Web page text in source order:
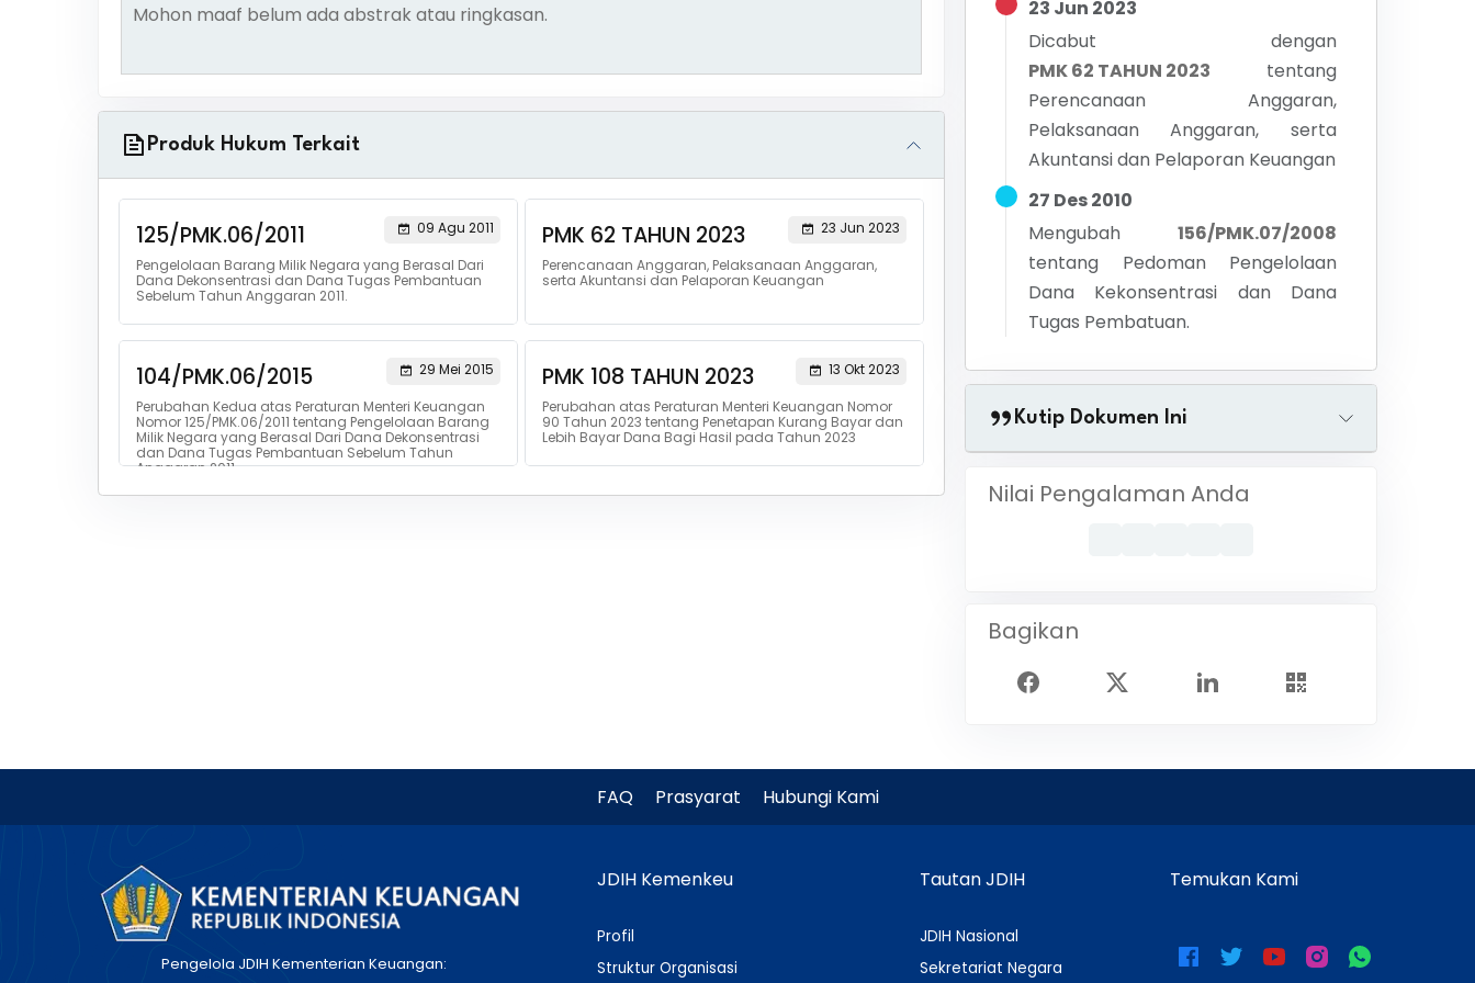
Mohon maaf belum ada abstrak atau ringkasan.
Produk Hukum Terkait
125/PMK.06/2011
09 Agu 2011
Pengelolaan Barang Milik Negara yang Berasal Dari
Dana Dekonsentrasi dan Dana Tugas Pembantuan
Sebelum Tahun Anggaran 2011.
PMK 62 TAHUN 2023
23 Jun 2023
Perencanaan Anggaran, Pelaksanaan Anggaran,
serta Akuntansi dan Pelaporan Keuangan
104/PMK.06/2015
29 Mei 2015
Perubahan Kedua atas Peraturan Menteri Keuangan
Nomor 125/PMK.06/2011 tentang Pengelolaan Barang
Milik Negara yang Berasal Dari Dana Dekonsentrasi
dan Dana Tugas Pembantuan Sebelum Tahun
Anggaran 2011
PMK 108 TAHUN 2023
13 Okt 2023
Perubahan atas Peraturan Menteri Keuangan Nomor
90 Tahun 2023 tentang Penetapan Kurang Bayar dan
Lebih Bayar Dana Bagi Hasil pada Tahun 2023
23 Jun 2023
Dicabut dengan
PMK 62 TAHUN 2023
tentang
Perencanaan Anggaran,
Pelaksanaan Anggaran, serta
Akuntansi dan Pelaporan Keuangan
27 Des 2010
Mengubah
156/PMK.07/2008
tentang Pedoman Pengelolaan
Dana Kekonsentrasi dan Dana
Tugas Pembatuan.
Kutip Dokumen Ini
Nilai Pengalaman Anda
Bagikan
FAQ Prasyarat Hubungi Kami
Pengelola JDIH Kementerian Keuangan:
JDIH Kemenkeu
Profil
Struktur Organisasi
Tautan JDIH
JDIH Nasional
Sekretariat Negara
Temukan Kami